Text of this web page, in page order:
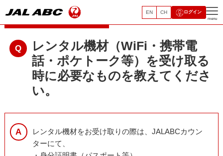
EN CH ログイン
menu
レンタルモバイルサービス
レンタル機材（WiFi・携帯電
話・ポケトーク等）を受け取る
時に必要なものを教えてくださ
い。
レンタル機材をお受け取りの際は、JALABCカウン
ターにて、